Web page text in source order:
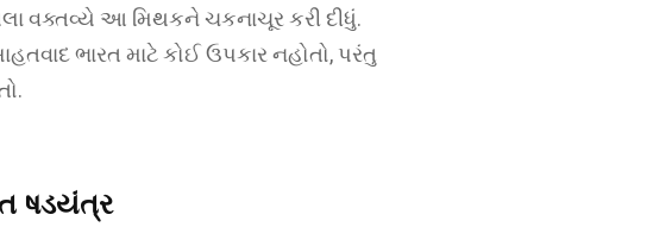
વક્તવ્યે આ મિથકને ચકનાચૂર કરી દીધું.
ભારત માટે કોઈ ઉપકાર નહોતો, પરંતુ
ષડયંત્ર